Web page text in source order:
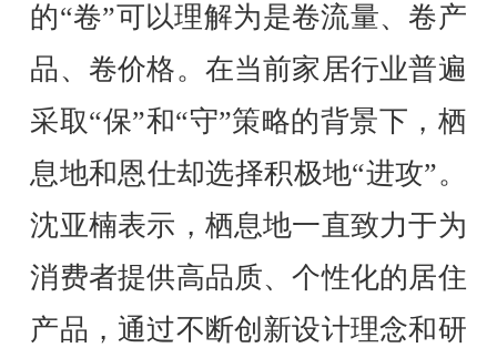
的“卷”可以理解为是卷流量、卷产
品、卷价格。在当前家居行业普遍
采取“保”和“守”策略的背景下，栖
息地和恩仕却选择积极地“进攻”。
沈亚楠表示，栖息地一直致力于为
消费者提供高品质、个性化的居住
产品，通过不断创新设计理念和研